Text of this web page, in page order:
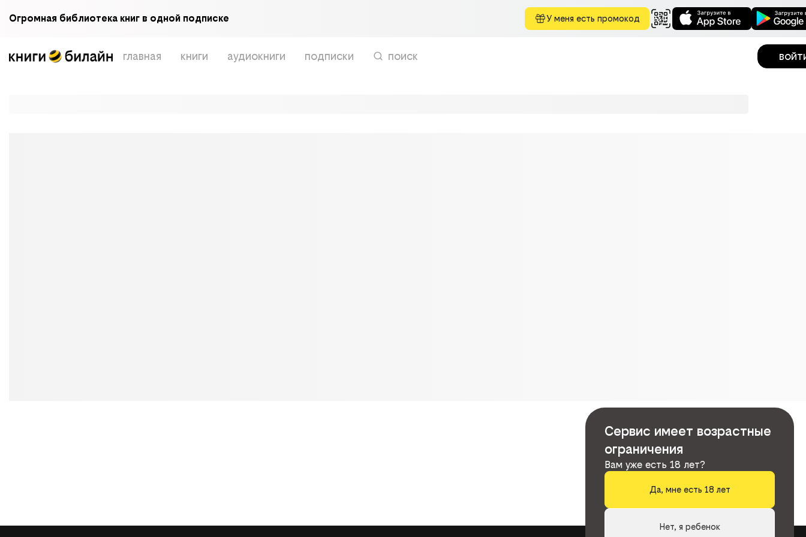
Огромная библиотека книг в одной подписке У меня есть промокод
главная книги аудиокниги подписки поиск
Сервис имеет возрастные
ограничения
Вам уже есть 18 лет?
Да, мне есть 18 лет
Нет, я ребенок